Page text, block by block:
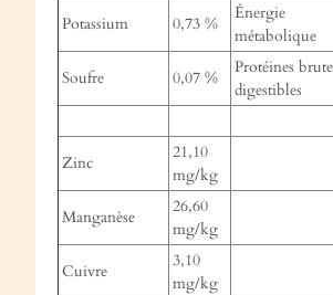
Potassium
0,73 %
Énergie
métabolique
Soufre
0,07 %
Protéines
digestibles
Zinc
21,10
mg/kg
Manganèse
26,60
mg/kg
Cuivre
3,10
mg/kg